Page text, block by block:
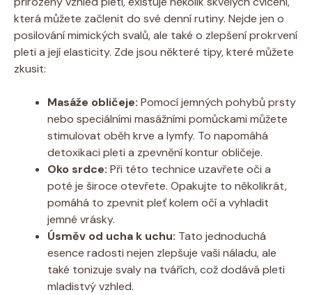
která můžete začlenit do své denní rutiny. Nejde jen o
posilování mimických svalů, ale také o zlepšení prokrvení
pleti a její elasticity. Zde jsou některé tipy, které můžete
zkusit:
Masáže obličeje: Pomocí jemných pohybů prsty
nebo speciálními masážními pomůckami můžete
stimulovat oběh krve a lymfy. To napomáhá
detoxikaci pleti a zpevnění kontur obličeje.
Oko srdce: Při této technice uzavřete oči a
poté je široce otevřete. Opakujte to několikrát,
pomáhá to zpevnit pleť kolem očí a vyhladit
jemné vrásky.
Úsměv od ucha k uchu: Tato jednoduchá
esence radosti nejen zlepšuje vaši náladu, ale
také tonizuje svaly na tvářích, což dodává pleti
mladistvý vzhled.